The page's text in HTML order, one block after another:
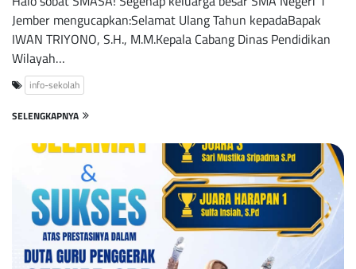
Jember mengucapkan:Selamat Ulang Tahun kepadaBapak
IWAN TRIYONO, S.H., M.M.Kepala Cabang Dinas Pendidikan
Wilayah…
info-sekolah
SELENGKAPNYA